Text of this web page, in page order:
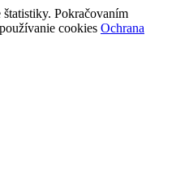
Pokračovaním
cookies Ochrana